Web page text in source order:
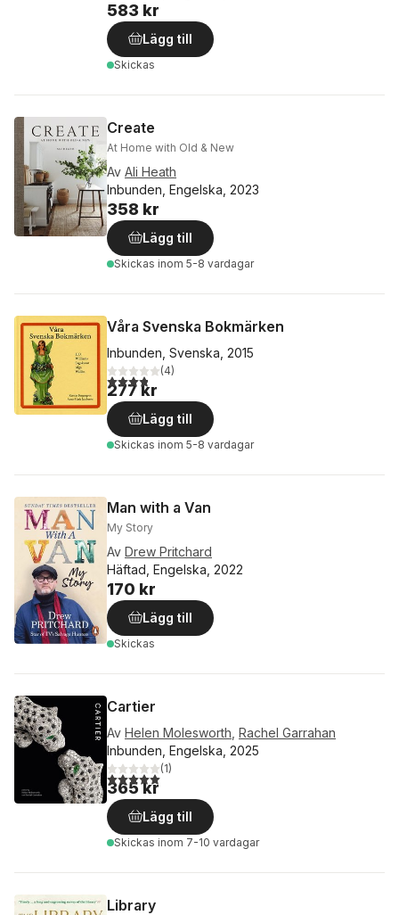
583 kr
Lägg till
Skickas
Create
At Home with Old & New
Av Ali Heath
Inbunden, Engelska, 2023
358 kr
Lägg till
Skickas inom 5-8 vardagar
Våra Svenska Bokmärken
Inbunden, Svenska, 2015
3,8utav 5 stjärnor. Totalt antal röster:
(4)
277 kr
Lägg till
Skickas inom 5-8 vardagar
Man with a Van
My Story
Av Drew Pritchard
Häftad, Engelska, 2022
170 kr
Lägg till
Skickas
Cartier
Av Helen Molesworth Rachel Garrahan
Inbunden, Engelska, 2025
5,0utav 5 stjärnor. Totalt antal röster:
(1)
365 kr
Lägg till
Skickas inom 7-10 vardagar
Library